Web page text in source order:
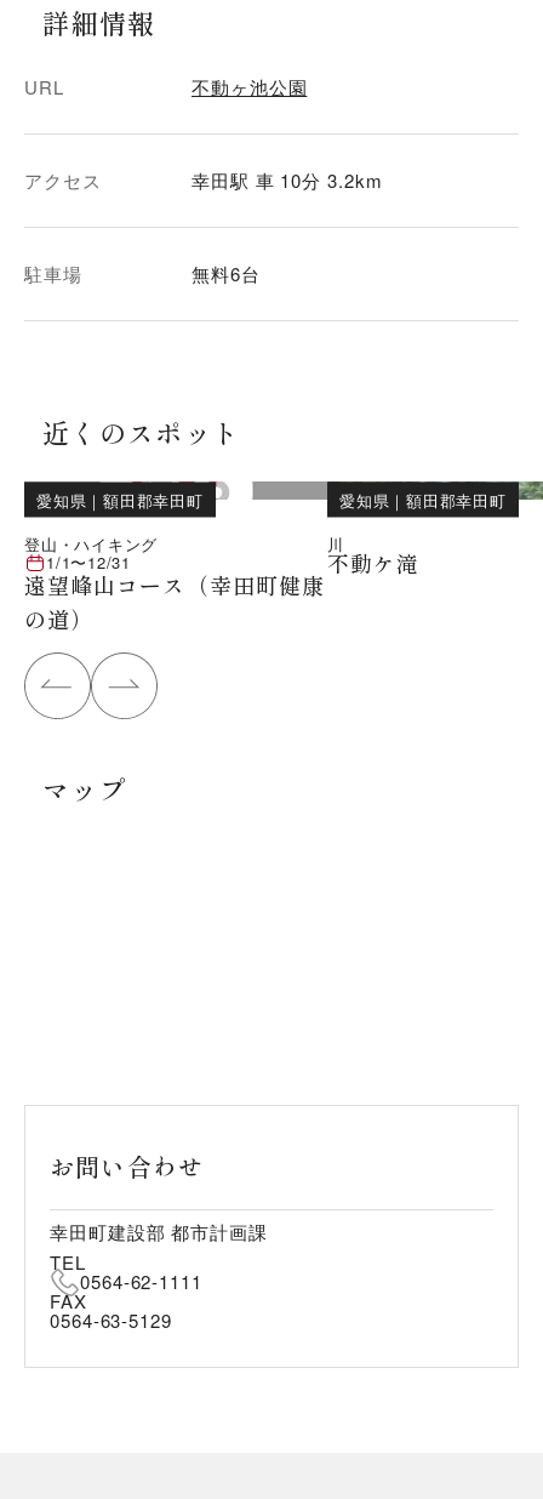
詳細情報
URL 不動ヶ池公園
アクセス 幸田駅 車 10分 3.2km
駐車場 無料6台
近くのスポット
愛知県 ｜額田郡幸田町
登山・ハイキング
1/1〜12/31
遠望峰山コース（幸田町健康
の道）
愛知県 ｜額田郡幸田町
川
不動ケ滝
マップ
お問い合わせ
幸田町建設部 都市計画課
TEL
0564-62-1111
FAX
0564-63-5129